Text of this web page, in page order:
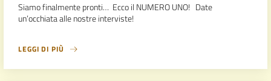
Siamo finalmente pronti… Ecco il NUMERO UNO! Date
un’occhiata alle nostre interviste!
LEGGI DI PIÙ